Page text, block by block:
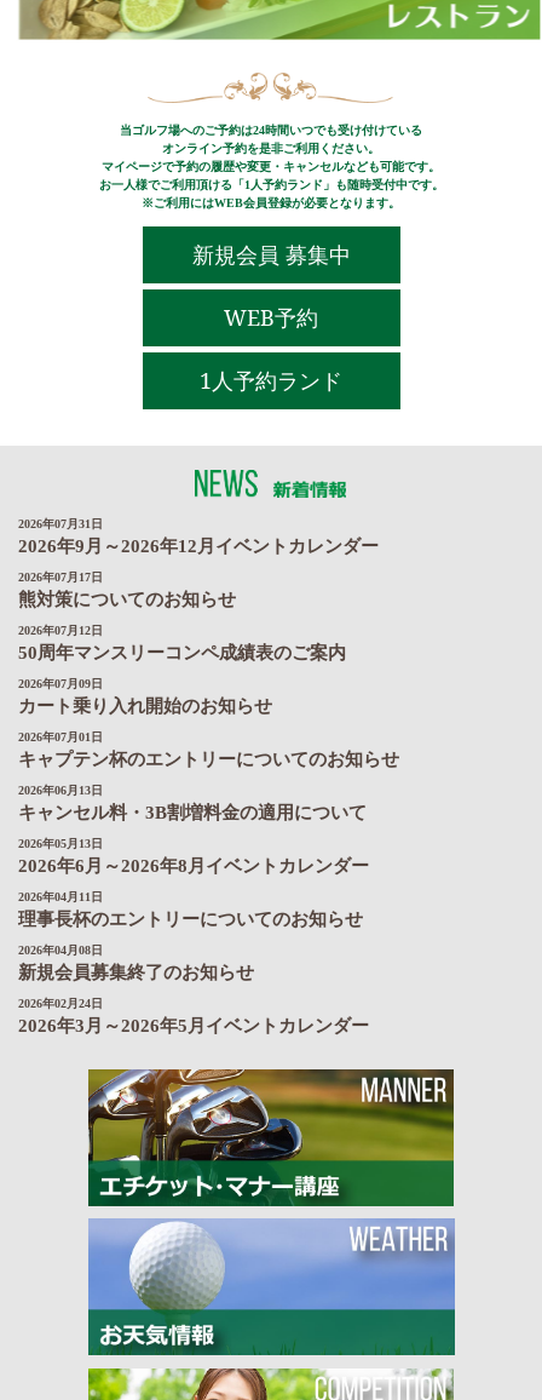
当ゴルフ場へのご予約は24時間いつでも受け付けている
オンライン予約を是非ご利用ください。
マイページで予約の履歴や変更・キャンセルなども可能です。
お一人様でご利用頂ける「1人予約ランド」も随時受付中です。
※ご利用にはWEB会員登録が必要となります。
新規会員 募集中
WEB予約
1人予約ランド
2026年07月31日
2026年9月～2026年12月イベントカレンダー
2026年07月17日
熊対策についてのお知らせ
2026年07月12日
50周年マンスリーコンペ成績表のご案内
2026年07月09日
カート乗り入れ開始のお知らせ
2026年07月01日
キャプテン杯のエントリーについてのお知らせ
2026年06月13日
キャンセル料・3B割増料金の適用について
2026年05月13日
2026年6月～2026年8月イベントカレンダー
2026年04月11日
理事長杯のエントリーについてのお知らせ
2026年04月08日
新規会員募集終了のお知らせ
2026年02月24日
2026年3月～2026年5月イベントカレンダー
エチケット